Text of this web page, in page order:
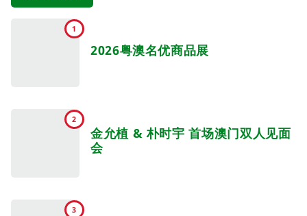
1
2026粤澳名优商品展
2
金允植 & 朴时宇 首场澳门双人见面
会
3